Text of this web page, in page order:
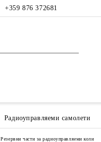
+359 876 372681
Радиоуправляеми самолети
Резервни части за радиоуправляеми коли